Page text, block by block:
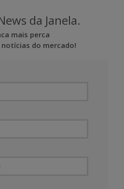
da Janela.
mais perca
do mercado!